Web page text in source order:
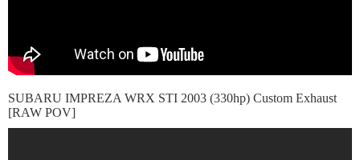
SUBARU IMPREZA WRX STI 2003 (330hp) Custom Exhaust
[RAW POV]